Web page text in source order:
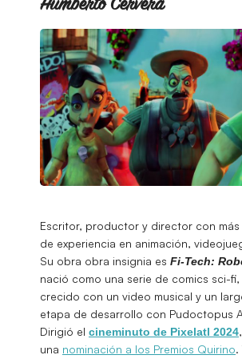
Humberto Cervera
Escritor, productor y director con
de experiencia en animación,
Su obra obra insignia es Fi-Tech:
nació como una serie de comics sci-fi,
crecido con un video musical y un
etapa de desarrollo con Pudoctopus
Dirigió el cineminuto de Pixelatl 2024
una nominación a los Premios Quirino.